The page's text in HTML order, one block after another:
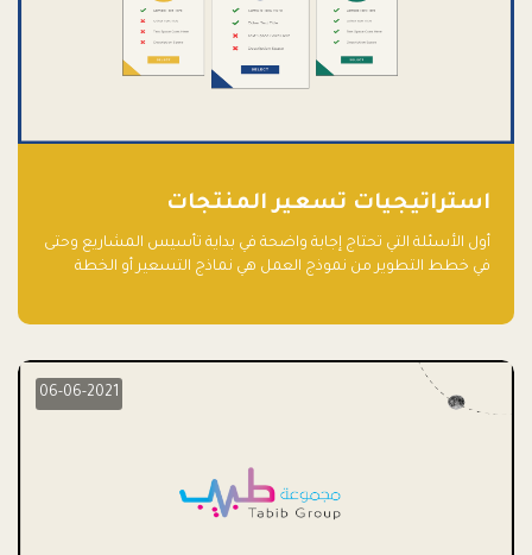
استراتيجيات تسعير المنتجات
أول الأسئلة التي تحتاج إجابة واضحة في بداية تأسيس المشاريع وحتى
في خطط التطوير من نموذج العمل هي نماذج التسعير أو الخطة
06-06-2021